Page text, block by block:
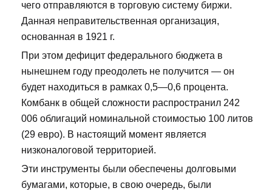
чего отправляются в торговую систему биржи.
Данная неправительственная организация,
основанная в 1921 г.
При этом дефицит федерального бюджета в
нынешнем году преодолеть не получится — он
будет находиться в рамках 0,5—0,6 процента.
Комбанк в общей сложности распространил 242
006 облигаций номинальной стоимостью 100 литов
(29 евро). В настоящий момент является
низконалоговой территорией.
Эти инструменты были обеспечены долговыми
бумагами, которые, в свою очередь, были